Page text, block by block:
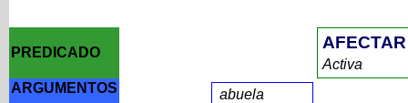
PREDICADO
AFECTAR
Activa
ARGUMENTOS
abuela